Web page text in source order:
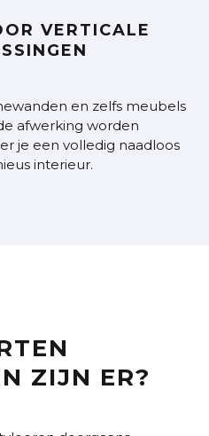
VERTICALE
en zelfs meubels
afwerking worden
je een volledig naadloos
interieur.
ZIJN ER?